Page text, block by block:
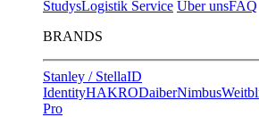
StudysLogistik Service Über unsFAQ
BRANDS
Stanley / StellaID
IdentityHAKRODaiberNimbus
Pro